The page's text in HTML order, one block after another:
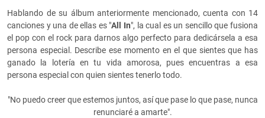
Hablando de su álbum anteriormente mencionado, cuenta con 14
canciones y una de ellas es "All In", la cual es un sencillo que fusiona
el pop con el rock para darnos algo perfecto para dedicársela a esa
persona especial. Describe ese momento en el que sientes que has
ganado la lotería en tu vida amorosa, pues encuentras a esa
persona especial con quien sientes tenerlo todo.
"No puedo creer que estemos juntos, así que pase lo que pase, nunca
renunciaré a amarte".